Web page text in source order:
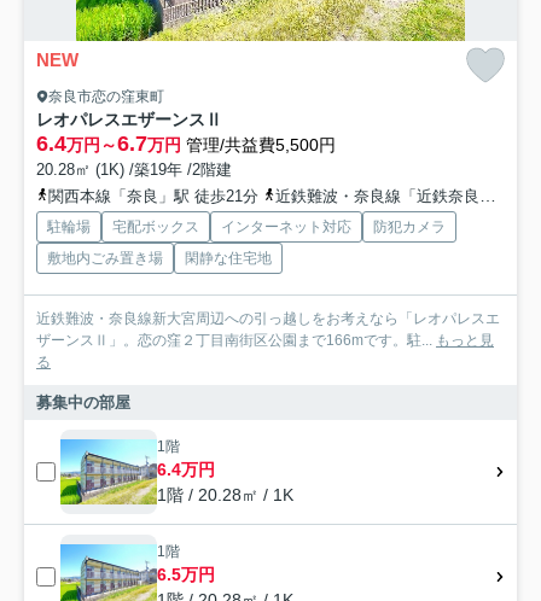
NEW
奈良市恋の窪東町
レオパレスエザーンスⅡ
6.4万円～6.7万円 管理/共益費5,500円
20.28㎡ (1K) /築19年 /2階建
関西本線「奈良」駅 徒歩21分
近鉄難波・奈良線「近鉄奈良」駅 バス14分 奈良交通「恋の窪町」 停歩5分
駐輪場 宅配ボックス インターネット対応
防犯カメラ
敷地内ごみ置き場
閑静な住宅地
近鉄難波・奈良線新大宮周辺への引っ越しをお考えなら「レオパレスエ
ザーンスⅡ」。恋の窪２丁目南街区公園まで166mです。駐... もっと見
る
募集中の部屋
1階
6.4万円
1階 / 20.28㎡ / 1K
1階
6.5万円